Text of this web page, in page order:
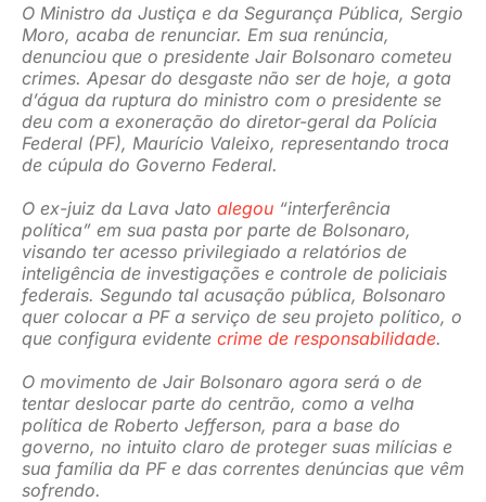
EVENTOS
JURÍDICO
CLUBE
CONTATO
O Ministro da Justiça e da Segurança Pública, Sergio
Moro, acaba de renunciar. Em sua renúncia,
denunciou que o presidente Jair Bolsonaro cometeu
crimes. Apesar do desgaste não ser de hoje, a gota
d’água da ruptura do ministro com o presidente se
deu com a exoneração do diretor-geral da Polícia
Federal (PF), Maurício Valeixo, representando troca
de cúpula do Governo Federal.
O ex-juiz da Lava Jato alegou“interferência
política” em sua pasta por parte de Bolsonaro,
visando ter acesso privilegiado a relatórios de
inteligência de investigações e controle de policiais
federais. Segundo tal acusação pública, Bolsonaro
quer colocar a PF a serviço de seu projeto político, o
que configura evidente crime de responsabilidade.
O movimento de Jair Bolsonaro agora será o de
tentar deslocar parte do centrão, como a velha
política de Roberto Jefferson, para a base do
governo, no intuito claro de proteger suas milícias e
sua família da PF e das correntes denúncias que vêm
sofrendo.